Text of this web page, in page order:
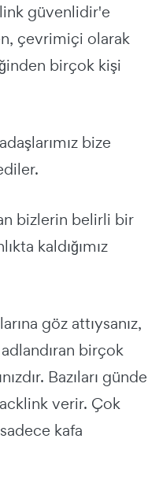
güvenlidir'e
çevrimiçi olarak
birçok kişi
bize
bizlerin belirli bir
kaldığımız
göz attıysanız,
birçok
Bazıları günde
verir. Çok
kafa